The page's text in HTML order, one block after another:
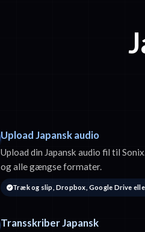
Upload Japansk audio
Upload din Japansk audio fil til
og alle gængse formater.
Træk og slip, Dropbox, Google Drive
Transskriber Japansk